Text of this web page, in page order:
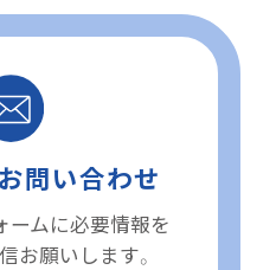
問い合わせ
ームに必要情報を
お願いします。